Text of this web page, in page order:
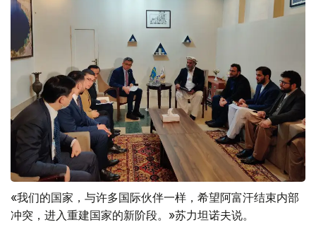
«我们的国家，与许多国际伙伴一样，希望阿富汗结束内部
冲突，进入重建国家的新阶段。»苏力坦诺夫说。